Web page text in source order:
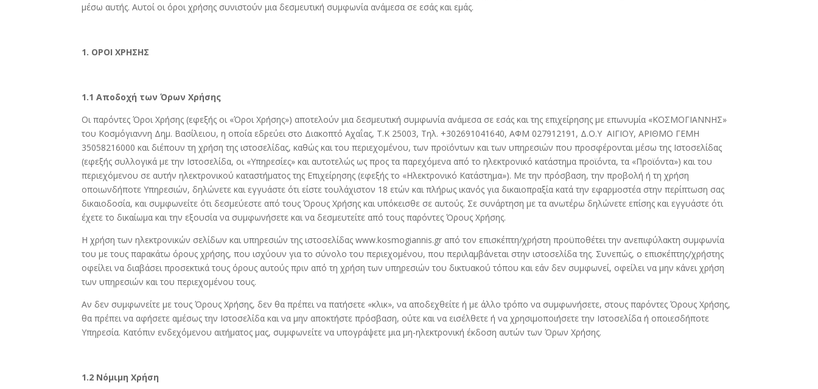
μέσω αυτής. Αυτοί οι όροι χρήσης συνιστούν μια δεσμευτική συμφωνία ανάμεσα σε εσάς και εμάς.
1. ΟΡΟΙ ΧΡΗΣΗΣ
1.1 Αποδοχή των Όρων Χρήσης
Οι παρόντες Όροι Χρήσης (εφεξής οι «Όροι Χρήσης») αποτελούν μια δεσμευτική συμφωνία ανάμεσα σε εσάς και της επιχείρησης με επωνυμία «ΚΟΣΜΟΓΙΑΝΝΗΣ»
του Κοσμόγιαννη Δημ. Βασίλειου, η οποία εδρεύει στο Διακοπτό Αχαΐας, Τ.Κ 25003, Τηλ. +302691041640, ΑΦΜ 027912191, Δ.Ο.Υ ΑΙΓΙΟΥ, ΑΡΙΘΜΟ ΓΕΜΗ
35058216000 και διέπουν τη χρήση της ιστοσελίδας, καθώς και του περιεχομένου, των προϊόντων και των υπηρεσιών που προσφέρονται μέσω της Ιστοσελίδας
(εφεξής συλλογικά με την Ιστοσελίδα, οι «Υπηρεσίες» και αυτοτελώς ως προς τα παρεχόμενα από το ηλεκτρονικό κατάστημα προϊόντα, τα «Προϊόντα») και του
περιεχόμενου σε αυτήν ηλεκτρονικού καταστήματος της Επιχείρησης (εφεξής το «Ηλεκτρονικό Κατάστημα»). Με την πρόσβαση, την προβολή ή τη χρήση
οποιωνδήποτε Υπηρεσιών, δηλώνετε και εγγυάστε ότι είστε τουλάχιστον 18 ετών και πλήρως ικανός για δικαιοπραξία κατά την εφαρμοστέα στην περίπτωση σας
δικαιοδοσία, και συμφωνείτε ότι δεσμεύεστε από τους Όρους Χρήσης και υπόκεισθε σε αυτούς. Σε συνάρτηση με τα ανωτέρω δηλώνετε επίσης και εγγυάστε ότι
έχετε το δικαίωμα και την εξουσία να συμφωνήσετε και να δεσμευτείτε από τους παρόντες Όρους Χρήσης.
Η χρήση των ηλεκτρονικών σελίδων και υπηρεσιών της ιστοσελίδας www.kosmogiannis.gr από τον επισκέπτη/χρήστη προϋποθέτει την ανεπιφύλακτη συμφωνία
του με τους παρακάτω όρους χρήσης, που ισχύουν για το σύνολο του περιεχομένου, που περιλαμβάνεται στην ιστοσελίδα της. Συνεπώς, ο επισκέπτης/χρήστης
οφείλει να διαβάσει προσεκτικά τους όρους αυτούς πριν από τη χρήση των υπηρεσιών του δικτυακού τόπου και εάν δεν συμφωνεί, οφείλει να μην κάνει χρήση
των υπηρεσιών και του περιεχομένου τους.
Αν δεν συμφωνείτε με τους Όρους Χρήσης, δεν θα πρέπει να πατήσετε «κλικ», να αποδεχθείτε ή με άλλο τρόπο να συμφωνήσετε, στους παρόντες Όρους Χρήσης,
θα πρέπει να αφήσετε αμέσως την Ιστοσελίδα και να μην αποκτήστε πρόσβαση, ούτε και να εισέλθετε ή να χρησιμοποιήσετε την Ιστοσελίδα ή οποιεσδήποτε
Υπηρεσία. Κατόπιν ενδεχόμενου αιτήματος μας, συμφωνείτε να υπογράψετε μια μη-ηλεκτρονική έκδοση αυτών των Όρων Χρήσης.
1.2 Νόμιμη Χρήση